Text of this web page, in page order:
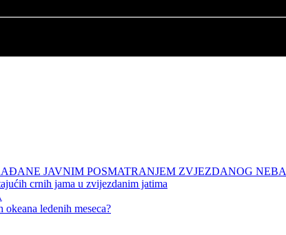
JAVNIM POSMATRANJEM ZVJEZDANOG NEBA
crnih jama u zvijezdanim jatima
ledenih meseca?